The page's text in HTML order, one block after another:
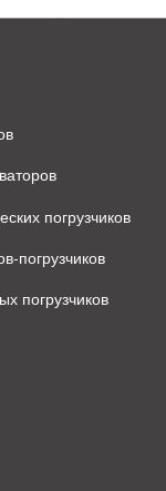
погрузчиков
погрузчиков
погрузчиков